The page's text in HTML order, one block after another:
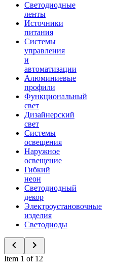
Светодиодные
ленты
Источники
питания
Системы
управления
и
автоматизации
Алюминиевые
профили
Функциональный
свет
Дизайнерский
свет
Системы
освещения
Наружное
освещение
Гибкий
неон
Светодиодный
декор
Электроустановочные
изделия
Светодиоды
Item 1 of 12